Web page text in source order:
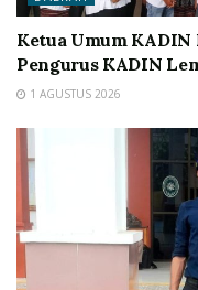
Ketua Umum
Pengurus KADIN
1 AGUSTUS 2026